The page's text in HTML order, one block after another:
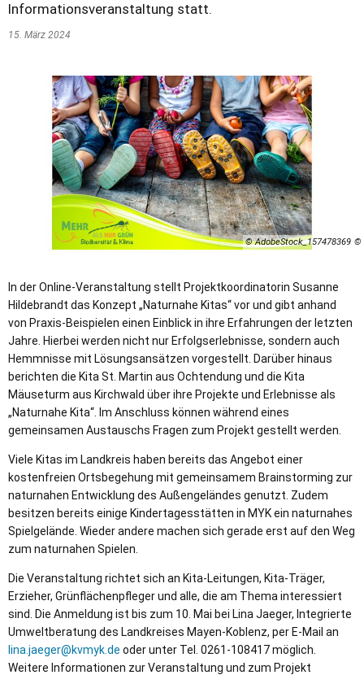
Informationsveranstaltung statt.
15. März 2024
© AdobeStock_157478369
In der Online-Veranstaltung stellt Projektkoordinatorin Susanne
Hildebrandt das Konzept „Naturnahe Kitas“ vor und gibt anhand
von Praxis-Beispielen einen Einblick in ihre Erfahrungen der letzten
Jahre. Hierbei werden nicht nur Erfolgserlebnisse, sondern auch
Hemmnisse mit Lösungsansätzen vorgestellt. Darüber hinaus
berichten die Kita St. Martin aus Ochtendung und die Kita
Mäuseturm aus Kirchwald über ihre Projekte und Erlebnisse als
„Naturnahe Kita“. Im Anschluss können während eines
gemeinsamen Austauschs Fragen zum Projekt gestellt werden.
Viele Kitas im Landkreis haben bereits das Angebot einer
kostenfreien Ortsbegehung mit gemeinsamem Brainstorming zur
naturnahen Entwicklung des Außengeländes genutzt. Zudem
besitzen bereits einige Kindertagesstätten in MYK ein naturnahes
Spielgelände. Wieder andere machen sich gerade erst auf den Weg
zum naturnahen Spielen.
Die Veranstaltung richtet sich an Kita-Leitungen, Kita-Träger,
Erzieher, Grünflächenpfleger und alle, die am Thema interessiert
sind. Die Anmeldung ist bis zum 10. Mai bei Lina Jaeger, Integrierte
Umweltberatung des Landkreises Mayen-Koblenz, per E-Mail an
lina.jaeger@kvmyk.de oder unter Tel. 0261-108417 möglich.
Weitere Informationen zur Veranstaltung und zum Projekt